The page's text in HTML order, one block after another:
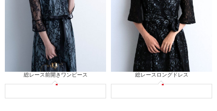
総レース前開きワンピース 総レースロングドレス